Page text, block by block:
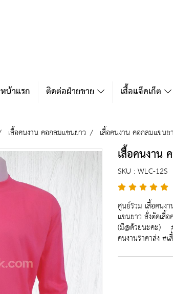
หน้าแรก ติดต่อฝ่ายขาย เสื้อแจ็คเก็ต
เสื้อคนงาน คอกลมแขนยาว เสื้อคนงาน คอกลมแขน
เสื้อคนงาน
SKU : WLC-12S
ศูนย์รวม เสื้อคนง
แขนยาว สั่งตัดเสื้
(มี@ด้วยนะคะ) #
คนงานราคาส่ง #